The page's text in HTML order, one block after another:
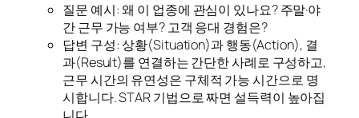
질문 예시: 왜 이 업종에 관심이 있나요? 주말·야
간 근무 가능 여부? 고객 응대 경험은?
답변 구성: 상황(Situation)과 행동(Action), 결
과(Result)를 연결하는 간단한 사례로 구성하고,
근무 시간의 유연성은 구체적 가능 시간으로 명
시합니다. STAR 기법으로 짜면 설득력이 높아집